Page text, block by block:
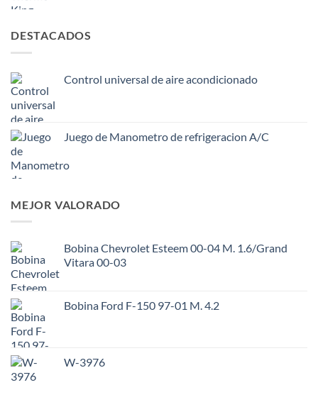
DESTACADOS
Control universal de aire acondicionado
Juego de Manometro de refrigeracion A/C
MEJOR VALORADO
Bobina Chevrolet Esteem 00-04 M. 1.6/Grand
Vitara 00-03
Bobina Ford F-150 97-01 M. 4.2
W-3976